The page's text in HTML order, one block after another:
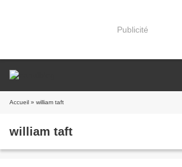
Publicité
Accueil » william taft
william taft